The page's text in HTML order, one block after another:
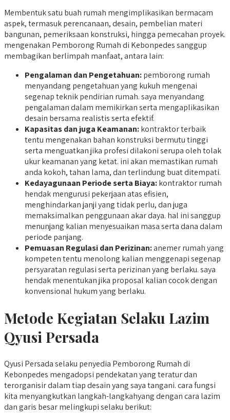
Membentuk satu buah rumah mengimplikasikan bermacam
aspek, termasuk perencanaan, desain, pembelian materi
bangunan, pemeriksaan konstruksi, hingga pemecahan proyek.
mengenakan Pemborong Rumah di Kebonpedes sanggup
membagikan berlimpah manfaat, antara lain:
Pengalaman dan Pengetahuan:pemborong rumah
menyandang pengetahuan yang kukuh mengenai
segenap teknik pendirian rumah. saya menyandang
pengalaman dalam memikirkan serta mengaplikasikan
desain bersama realistis serta efektif.
Kapasitas dan juga Keamanan:kontraktor terbaik
tentu mengenakan bahan konstruksi bermutu tinggi
serta menguatkan jika profesi dilakoni serupa oleh tolak
ukur keamanan yang ketat. ini akan memastikan rumah
anda kokoh, tahan lama, dan terlindung buat ditempati.
Kedayagunaan Periode serta Biaya:kontraktor rumah
hendak mengurusi pekerjaan atas efisien,
menghindarkan janji yang tidak perlu, dan juga
memaksimalkan penggunaan akar daya. hal ini sanggup
menunjang kalian menyesuaikan masa serta dana dalam
periode panjang.
Pemuasan Regulasi dan Perizinan:anemer rumah yang
kompeten tentu menolong kalian menggenapi segenap
persyaratan regulasi serta perizinan yang berlaku. saya
hendak menentukan jika proposal kalian cocok dengan
konvensional hukum yang berlaku.
Metode Kegiatan Selaku Lazim
Qyusi Persada
Qyusi Persada selaku penyedia Pemborong Rumah di
Kebonpedes mengadopsi pendekatan yang teratur dan
terorganisir dalam tiap desain yang saya tangani. cara fungsi
kita menyangkutkan langkah-langkahyang dengan cara lazim
dan garis besar melingkupi selaku berikut: